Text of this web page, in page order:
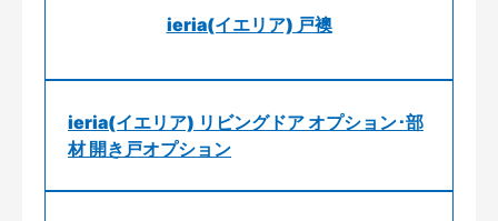
ieria(イエリア) 戸襖
ieria(イエリア) リビングドア オプション･部
材 開き戸オプション